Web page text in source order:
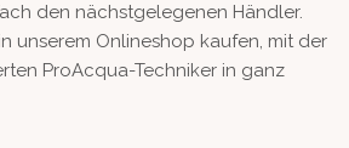
den nächstgelegenen Händler.
unserem Onlineshop kaufen, mit der
ProAcqua-Techniker in ganz